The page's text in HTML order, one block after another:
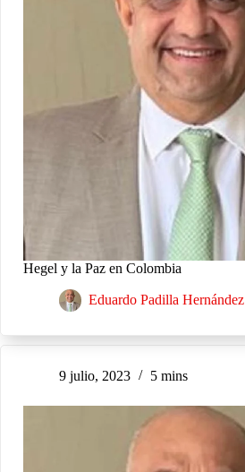
Hegel y la Paz en Colombia
Eduardo Padilla Hernández
9 julio, 2023 5 mins